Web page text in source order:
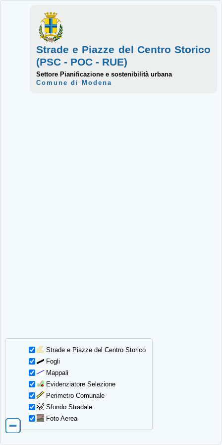
Strade e Piazze del Centro Storico
Fogli
Mappali
Evidenziatore Selezione
Perimetro Comunale
Sfondo Stradale
Foto Aerea
Strade e Piazze del Centro Storico
(PSC - POC - RUE)
Settore Pianificazione e sostenibilità urbana
Comune di Modena